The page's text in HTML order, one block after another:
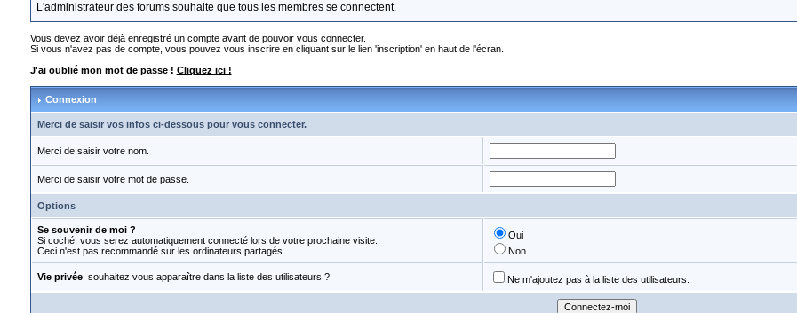
L'administrateur des forums souhaite que tous les membres se connectent.
Vous devez avoir déjà enregistré un compte avant de pouvoir vous connecter.
Si vous n'avez pas de compte, vous pouvez vous inscrire en cliquant sur le lien 'inscription' en haut de l'écran.
J'ai oublié mon mot de passe ! Cliquez ici !
Connexion
Merci de saisir vos infos ci-dessous pour vous connecter.
Merci de saisir votre nom.
Merci de saisir votre mot de passe.
Options
Se souvenir de moi ?
Si coché, vous serez automatiquement connecté lors de votre prochaine visite.
Ceci n'est pas recommandé sur les ordinateurs partagés.
Oui
Non
Vie privée, souhaitez vous apparaître dans la liste des utilisateurs ? Ne m'ajoutez pas à la liste des utilisateurs.